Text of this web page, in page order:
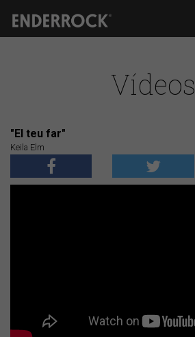
Vídeos
"El teu far"
Keila Elm